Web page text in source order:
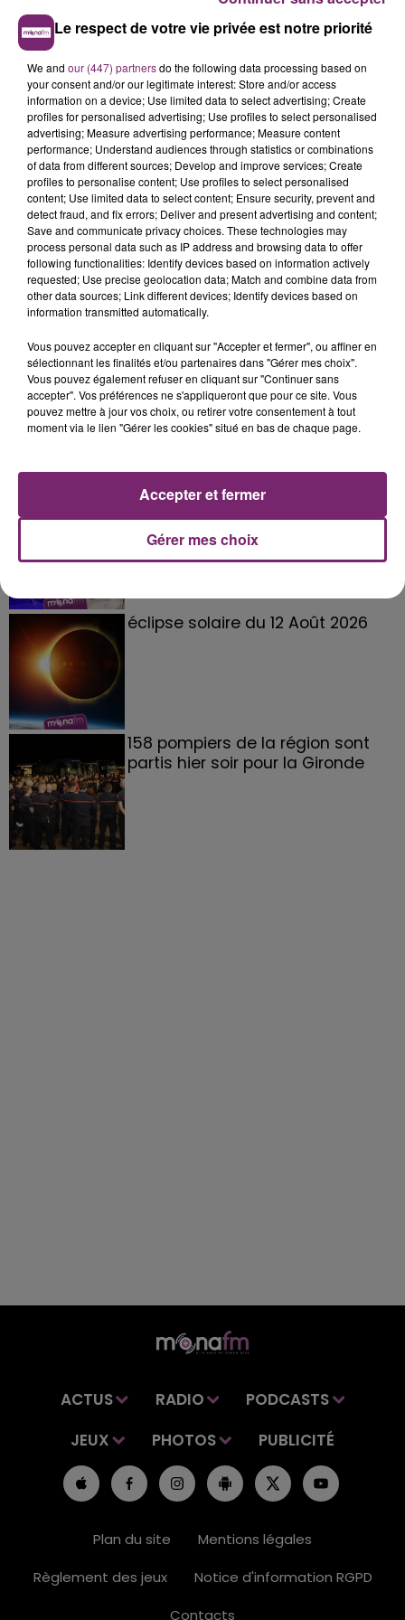
La Bulle - Guinguette éphémère
de Frelinghien !
éclipse solaire du 12 Août 2026
158 pompiers de la région sont
partis hier soir pour la Gironde
ACTUS RADIO
PODCASTS
JEUX
PHOTOS PUBLICITÉ
Plan du site
Mentions légales
Règlement des jeux
Notice d'information RGPD
Contacts
Le respect de votre vie privée est notre priorité
We and our (447) partnersdo the following data processing based on
your consent and/or our legitimate interest: Store and/or access
information on a device; Use limited data to select advertising; Create
profiles for personalised advertising; Use profiles to select personalised
advertising; Measure advertising performance; Measure content
performance; Understand audiences through statistics or combinations
of data from different sources; Develop and improve services; Create
profiles to personalise content; Use profiles to select personalised
content; Use limited data to select content; Ensure security, prevent and
detect fraud, and fix errors; Deliver and present advertising and content;
Save and communicate privacy choices. These technologies may
process personal data such as IP address and browsing data to offer
following functionalities: Identify devices based on information actively
requested; Use precise geolocation data; Match and combine data from
other data sources; Link different devices; Identify devices based on
information transmitted automatically.
Vous pouvez accepter en cliquant sur "Accepter et fermer", ou affiner en
sélectionnant les finalités et/ou partenaires dans "Gérer mes choix".
Vous pouvez également refuser en cliquant sur "Continuer sans
accepter". Vos préférences ne s'appliqueront que pour ce site. Vous
pouvez mettre à jour vos choix, ou retirer votre consentement à tout
moment via le lien "Gérer les cookies" situé en bas de chaque page.
Gérer mes choix
Accepter et fermer